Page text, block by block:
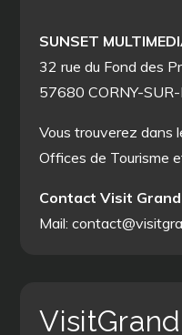
SUNSET
32 rue du Fond des
57680 CORNY-
Vous trouverez dans
Offices de Tourisme
Contact Visit Grand
Mail: